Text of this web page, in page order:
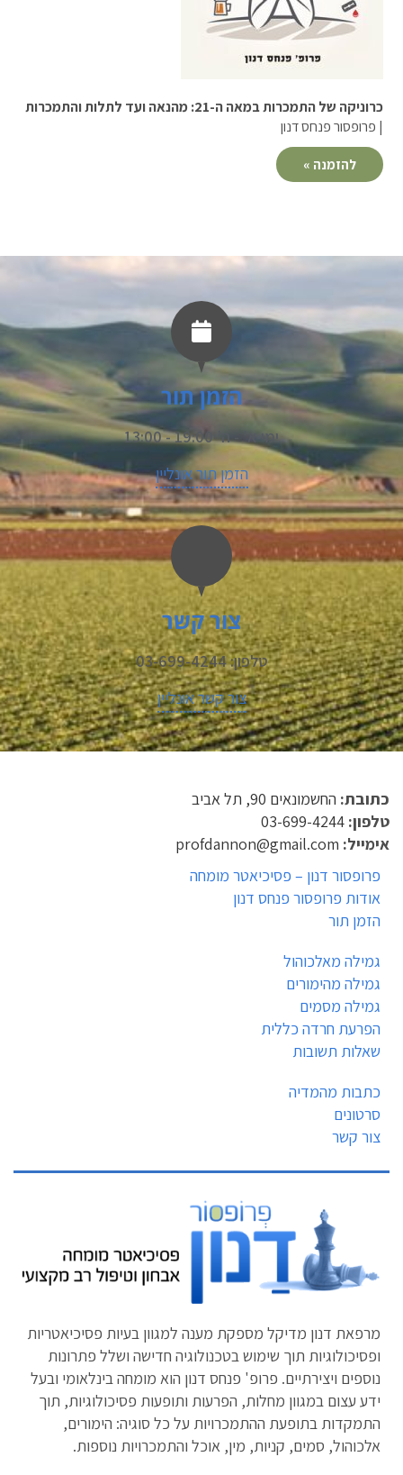
כרוניקה של התמכרות במאה ה-21: מהנאה ועד לתלות והתמכרות
| פרופסור פנחס דנון
להזמנה »
הזמן תור
ימי א’ - ה’ 19:00 - 13:00
הזמן תור אונליין
צור קשר
טלפון: 03-699-4244
צור קשר אונליין
כתובת: החשמונאים 90, תל אביב
טלפון: 03-699-4244
אימייל: profdannon@gmail.com
פרופסור דנון – פסיכיאטר מומחה
אודות פרופסור פנחס דנון
הזמן תור
גמילה מאלכוהול
גמילה מהימורים
גמילה מסמים
הפרעת חרדה כללית
שאלות תשובות
כתבות מהמדיה
סרטונים
צור קשר
מרפאת דנון מדיקל מספקת מענה למגוון בעיות פסיכיאטריות
ופסיכולוגיות תוך שימוש בטכנולוגיה חדישה ושלל פתרונות
נוספים ויצירתיים. פרופ' פנחס דנון הוא מומחה בינלאומי ובעל
ידע עצום במגוון מחלות, הפרעות ותופעות פסיכולוגיות, תוך
התמקדות בתופעת ההתמכרויות על כל סוגיה: הימורים,
אלכוהול, סמים, קניות, מין, אוכל והתמכרויות נוספות.